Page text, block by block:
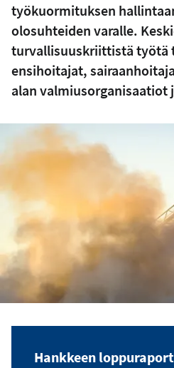
työkuormituksen
olosuhteiden varalle.
turvallisuuskriittistä työtä
ensihoitajat,
alan valmiusorganisaatiot
Hankkeen